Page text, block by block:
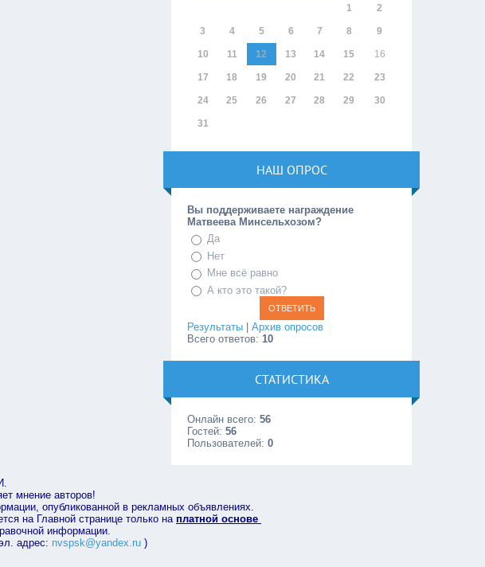
1 2
3 4 5 6 7 8 9
10 11 12 13 14 15 16
17 18 19 20 21 22 23
24 25 26 27 28 29 30
31
НАШ ОПРОС
Вы поддерживаете награждение
Матвеева Минсельхозом?
Да
Нет
Мне всё равно
А кто это такой?
Результаты |Архив опросов
Всего ответов:10
СТАТИСТИКА
Онлайн всего:56
Гостей:56
Пользователей:0
мнение авторов!
опубликованной в рекламных объявлениях.
на Главной странице только на платной основе
информации.
адрес: nvspsk@yandex.ru)